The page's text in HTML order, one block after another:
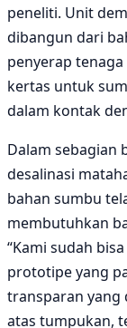
peneliti. Unit
dibangun dari
penyerap
kertas untuk
dalam kontak
Dalam sebagian
desalinasi
bahan sumbu
membutuhkan
“Kami sudah
prototipe yang
transparan yang
atas tumpukan,